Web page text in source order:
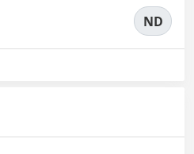
ND